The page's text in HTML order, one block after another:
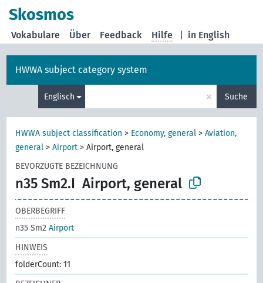
Skosmos
in English
Vokabulare Über Feedback Hilfe
HWWA subject category system
Englisch × Suche
HWWA subject classification > Economy, general >Aviation,
general >Airport >Airport, general
BEVORZUGTE BEZEICHNUNG
n35 Sm2.I Airport, general
OBERBEGRIFF
n35 Sm2Airport
HINWEIS
folderCount: 11